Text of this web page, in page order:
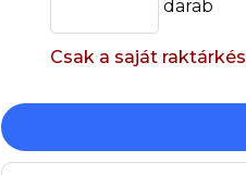
darab
Csak a saját